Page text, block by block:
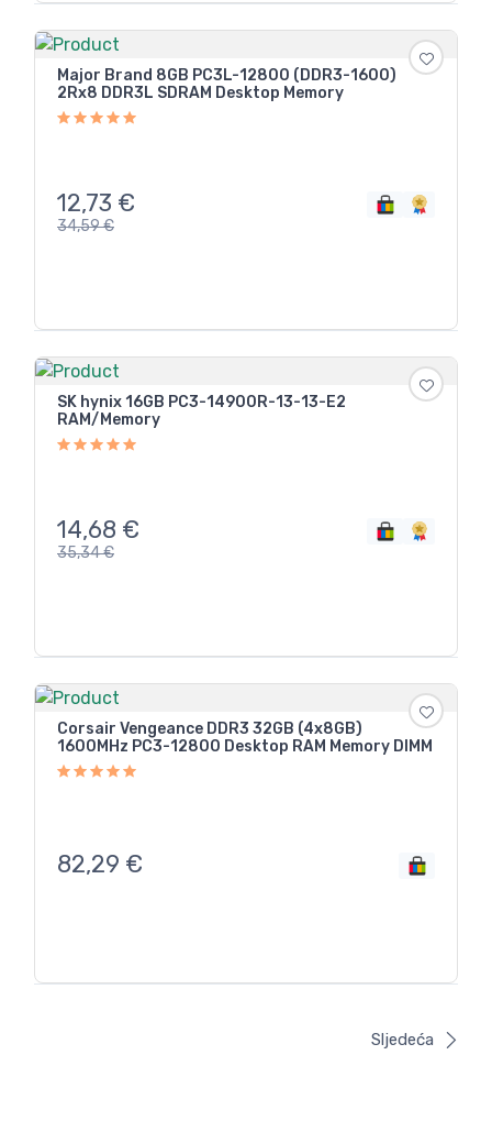
Major Brand 8GB PC3L-12800 (DDR3-1600)
2Rx8 DDR3L SDRAM Desktop Memory
12,73 €
34,59€
SK hynix 16GB PC3-14900R-13-13-E2
RAM/Memory
14,68 €
35,34€
Corsair Vengeance DDR3 32GB (4x8GB)
1600MHz PC3-12800 Desktop RAM Memory DIMM
82,29 €
Sljedeća